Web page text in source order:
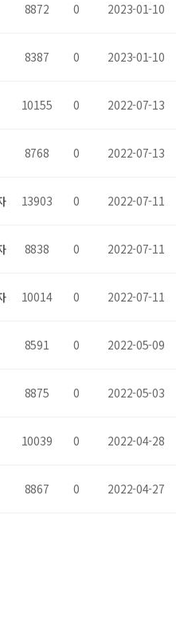
8872 0 2023-01-10
8387 0 2023-01-10
10155 0 2022-07-13
8768 0 2022-07-13
13903 0 2022-07-11
8838 0 2022-07-11
10014 0 2022-07-11
8591 0 2022-05-09
8875 0 2022-05-03
10039 0 2022-04-28
8867 0 2022-04-27